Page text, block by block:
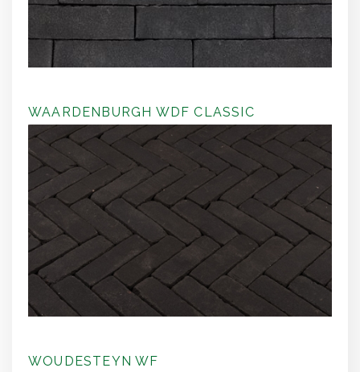
WAARDENBURGH WDF CLASSIC
WOUDESTEYN WF